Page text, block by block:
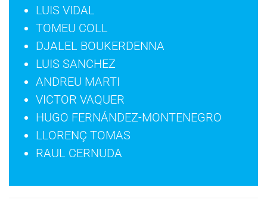
LUIS VIDAL
TOMEU COLL
DJALEL BOUKERDENNA
LUIS SANCHEZ
ANDREU MARTI
VICTOR VAQUER
HUGO FERNÁNDEZ-MONTENEGRO
LLORENÇ TOMAS
RAUL CERNUDA